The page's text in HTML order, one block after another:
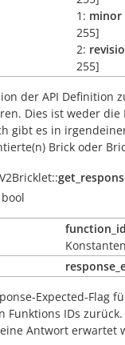
1: minor
255]
2:
255]
der API Definition
Dies ist weder die
gibt es in
Brick oder
bool
function_id
Konstanten
Expected-Flag
Funktions IDs zurück.
Antwort erwartet